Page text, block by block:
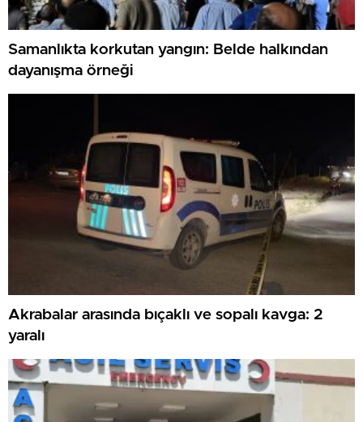
Samanlıkta korkutan yangın: Belde halkından
dayanışma örneği
Akrabalar arasında bıçaklı ve sopalı kavga: 2
yaralı